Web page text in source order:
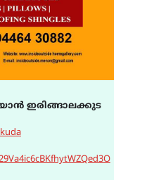
ഇരിങ്ങാലക്കുട